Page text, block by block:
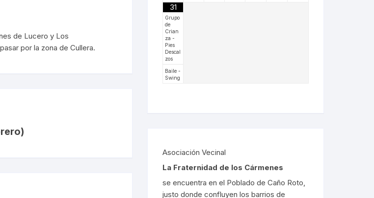
de Lucero y Los
por la zona de Cullera.
31
Grupo
de
Crian
za -
Pies
Descal
zos
Baile -
Swing
Asociación Vecinal
La Fraternidad de los Cármenes
se encuentra en el Poblado de Caño Roto,
justo donde confluyen los barrios de